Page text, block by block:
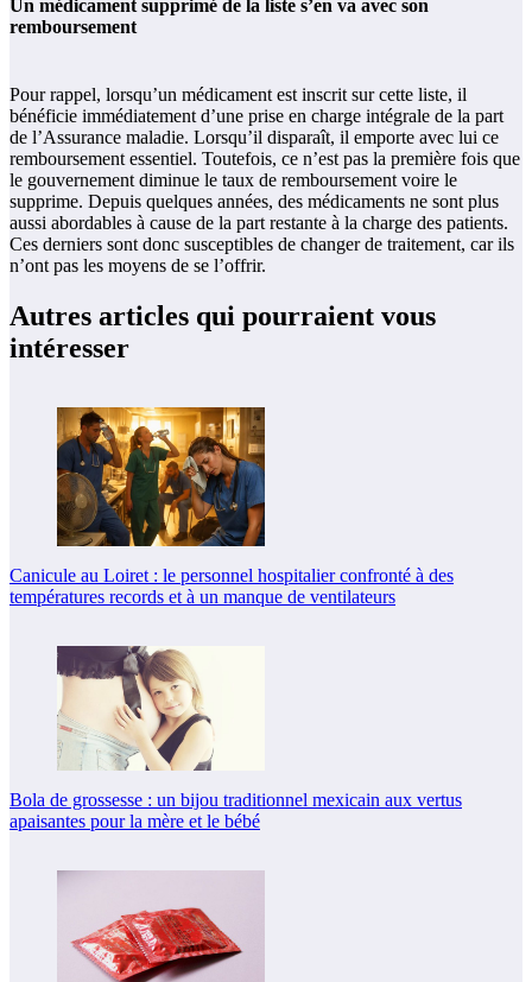
Un médicament supprimé de la liste s’en va avec son
remboursement
Pour rappel, lorsqu’un médicament est inscrit sur cette liste, il
bénéficie immédiatement d’une prise en charge intégrale de la part
de l’Assurance maladie. Lorsqu’il disparaît, il emporte avec lui ce
remboursement essentiel. Toutefois, ce n’est pas la première fois que
le gouvernement diminue le taux de remboursement voire le
supprime. Depuis quelques années, des médicaments ne sont plus
aussi abordables à cause de la part restante à la charge des patients.
Ces derniers sont donc susceptibles de changer de traitement, car ils
n’ont pas les moyens de se l’offrir.
Autres articles qui pourraient vous
intéresser
Canicule au Loiret : le personnel hospitalier confronté à des
températures records et à un manque de ventilateurs
Bola de grossesse : un bijou traditionnel mexicain aux vertus
apaisantes pour la mère et le bébé